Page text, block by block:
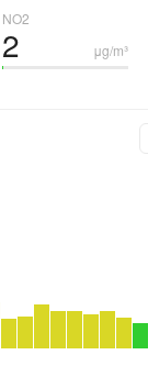
NO2
μg/m³
2